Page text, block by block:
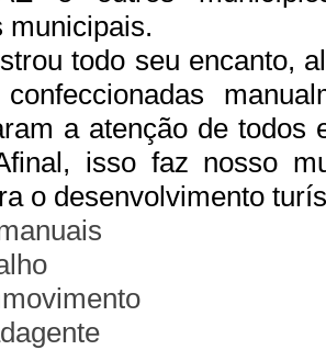
municipais.
todo seu encanto,
a atenção de todos
isso faz nosso
o desenvolvimento